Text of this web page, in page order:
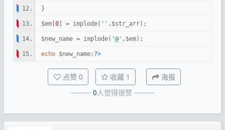
$em[0] = implode( ''
$new_name = implode( '@'
echo $new_name; ?>
点赞 0 收藏 1
海报
──── 0 人觉得很赞 ────